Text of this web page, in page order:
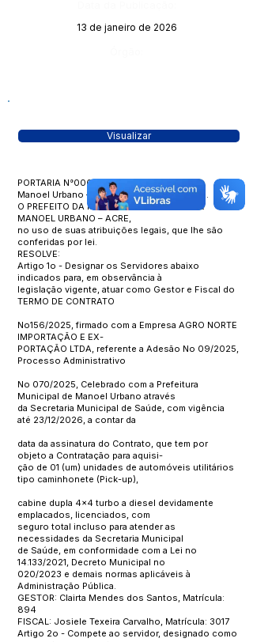
13 de janeiro de 2026
Visualizar
PORTARIA N°006/2025
Manoel Urbano – Acre, 08 de Janeiro 2026.
O PREFEITO DA PREFEITURA MUNICIPAL DE
MANOEL URBANO – ACRE,
no uso de suas atribuições legais, que lhe são
conferidas por lei.
RESOLVE:
Artigo 1o - Designar os Servidores abaixo
indicados para, em observância à
legislação vigente, atuar como Gestor e Fiscal do
TERMO DE CONTRATO
No156/2025, firmado com a Empresa AGRO NORTE
IMPORTAÇÃO E EX-
PORTAÇÃO LTDA, referente a Adesão No 09/2025,
Processo Administrativo
No 070/2025, Celebrado com a Prefeitura
Municipal de Manoel Urbano através
da Secretaria Municipal de Saúde, com vigência
até 23/12/2026, a contar da
data da assinatura do Contrato, que tem por
objeto a Contratação para aquisi-
ção de 01 (um) unidades de automóveis utilitários
tipo caminhonete (Pick-up),
cabine dupla 4x4 turbo a diesel devidamente
emplacados, licenciados, com
seguro total incluso para atender as
necessidades da Secretaria Municipal
de Saúde, em conformidade com a Lei no
14.133/2021, Decreto Municipal no
020/2023 e demais normas aplicáveis à
Administração Pública.
GESTOR: Clairta Mendes dos Santos, Matrícula:
894
FISCAL: Josiele Texeira Carvalho, Matrícula: 3017
Artigo 2o - Compete ao servidor, designado como